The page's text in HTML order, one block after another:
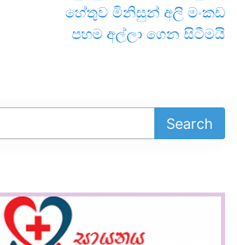
හේතුව මිනිසුන් අලි මංකඩ
පහම අල්ලා ගෙන සිටීමයි